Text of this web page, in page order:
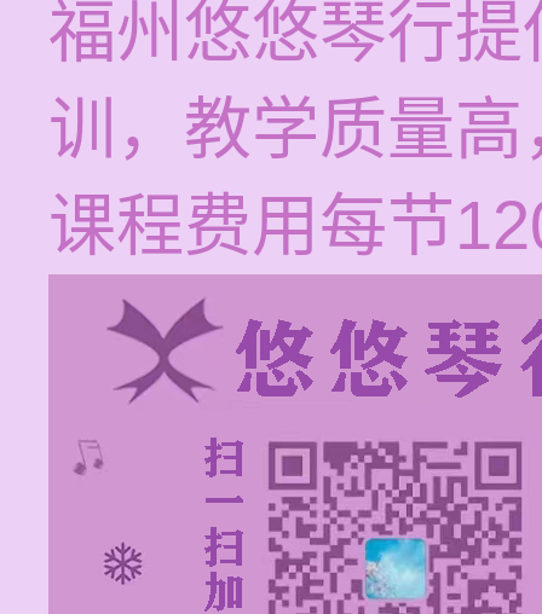
福州悠悠琴行
训，教学质量
课程费用每节